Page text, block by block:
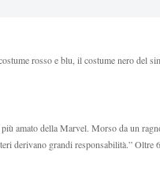
rosso e blu, il costume nero del
amato della Marvel. Morso da un
derivano grandi responsabilità.”